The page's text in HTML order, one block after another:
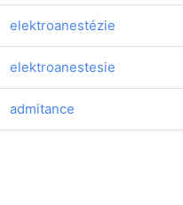
elektroanestézie
elektroanestesie
admitance